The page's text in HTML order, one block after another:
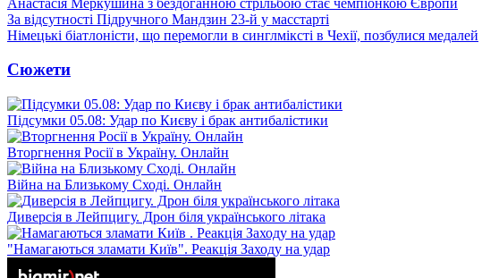
За відсутності Підручного Мандзин 23-й у масстарті
Німецькі біатлоністи, що перемогли в синглміксті в Чехії, позбулися медалей
Сюжети
Підсумки 05.08: Удар по Києву і брак антибалістики
Вторгнення Росії в Україну. Онлайн
Війна на Близькому Сході. Онлайн
Диверсія в Лейпцигу. Дрон біля українського літака
"Намагаються зламати Київ". Реакція Заходу на удар